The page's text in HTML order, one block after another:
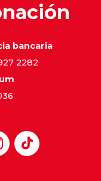
bancaria
2282